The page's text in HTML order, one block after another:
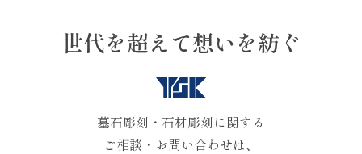
世代を超えて想いを紡ぐ
墓石彫刻・石材彫刻に関する
ご相談・お問い合わせは、